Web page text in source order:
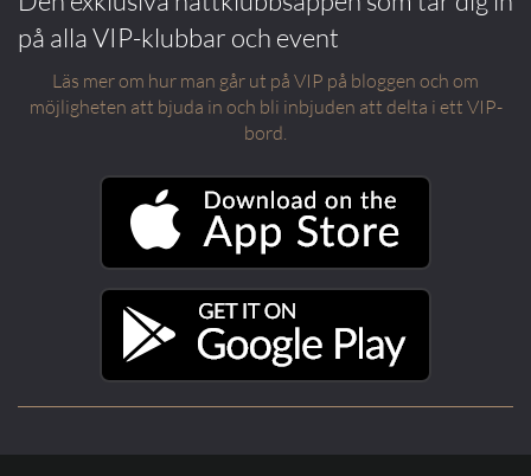
på alla VIP-klubbar och event
Läs mer om hur man går ut på VIP på bloggen och om
möjligheten att bjuda in och bli inbjuden att delta i ett VIP-
bord.